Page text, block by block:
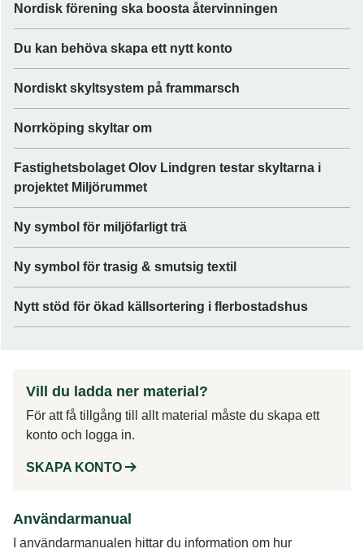
Nordisk förening ska boosta återvinningen
Du kan behöva skapa ett nytt konto
Nordiskt skyltsystem på frammarsch
Norrköping skyltar om
Fastighetsbolaget Olov Lindgren testar skyltarna i
projektet Miljörummet
Ny symbol för miljöfarligt trä
Ny symbol för trasig & smutsig textil
Nytt stöd för ökad källsortering i flerbostadshus
Vill du ladda ner material?
För att få tillgång till allt material måste du skapa ett
konto och logga in.
SKAPA KONTO
Användarmanual
I användarmanualen hittar du information om hur